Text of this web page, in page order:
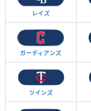
レイズ
ガーディアンズ
ツインズ